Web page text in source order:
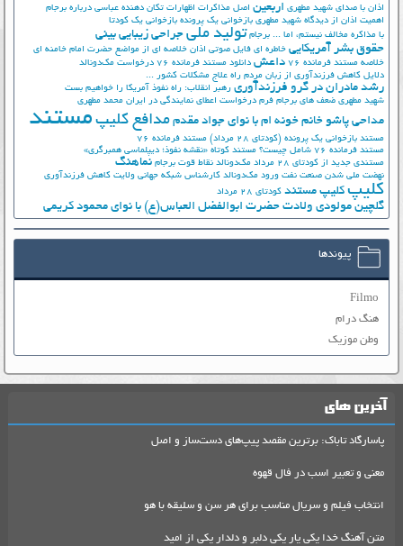
اذان با صدای شهید مطهری اربعین اصل مذاکرات اظهارات تکان دهنده عباسی درباره برجام
اهمیت اذان از دیدگاه شهید مطهری بازخوانی یک پرونده بازخوانی یک کودتا
با مذاکره مخالف نیستم، اما ... برجام تولید ملی جراحی زیبایی بینی
حقوق بشر آمریکایی خاطره ای فایل صوتی اذان خلاصه ای از مواضع حضرت امام خامنه ای
خلاصه مستند فرمانده 76
داعش دانلود مستند فرمانده 76
درخواست مک‌دونالد
دلایل کاهش فرزندآوری از زبان مردم راه علاج مشکلات کشور ...
رشد مادران در گرو فرزندآوری رهبر انقلاب: راه نفوذ آمریکا را خواهیم بست
شهید مطهری ضعف های برجام فرم درخواست اعطای نمایندگی در ایران محمد مطهری
مداحی پاشو خانم خونه ام با نوای جواد مقدم مدافع کلیپ مستند
مستند بازخوانی یک پرونده (کودتای 28 مرداد)
مستند فرمانده 76
مستند فرمانده 76 شامل چیست؟
مستند کوتاه «نقشه نفوذ؛ دیپلماسی همبرگری»
مستندی جدید از کودتای 28 مرداد
مک‌دونالد نقاط قوت برجام نماهنگ
نهضت ملي شدن صنعت نفت ورود مک‌دونالد کارشناس شبکه جهانی ولایت کاهش فرزندآوری
کلیپ کلیپ مستند کودتای 28 مرداد
گلچین مولودی ولادت حضرت ابوالفضل العباس(ع) با نوای محمود کریمی
پیوندها
Filmo
هنگ درام
وطن موزیک
آخرین های
پاسارگاد تاباک: برترین مقصد پیپ‌های دست‌ساز و اصل
معنی و تعبیر اسب در فال قهوه
انتخاب فیلم و سریال مناسب برای هر سن و سلیقه با هو
متن آهنگ خدا یکی یار یکی دلبر و دلدار یکی از امید